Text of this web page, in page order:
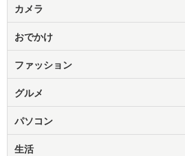
カメラ
おでかけ
ファッション
グルメ
パソコン
生活